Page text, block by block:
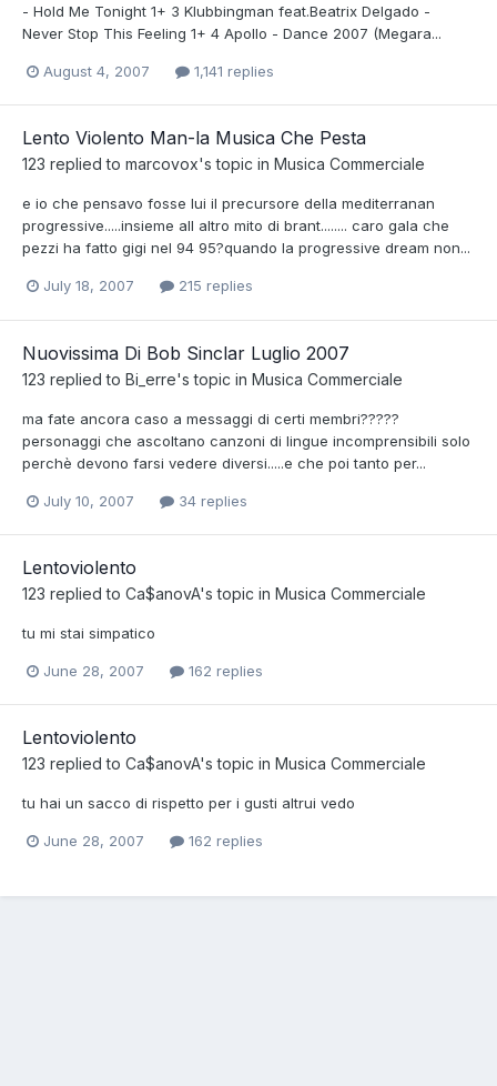
- Hold Me Tonight 1+ 3 Klubbingman feat.Beatrix Delgado -
Never Stop This Feeling 1+ 4 Apollo - Dance 2007 (Megara...
August 4, 2007 1,141 replies
Lento Violento Man-la Musica Che Pesta
123 replied to marcovox's topic in Musica Commerciale
e io che pensavo fosse lui il precursore della mediterranan
progressive.....insieme all altro mito di brant........ caro gala che
pezzi ha fatto gigi nel 94 95?quando la progressive dream non...
July 18, 2007 215 replies
Nuovissima Di Bob Sinclar Luglio 2007
123 replied to Bi_erre's topic in Musica Commerciale
ma fate ancora caso a messaggi di certi membri?????
personaggi che ascoltano canzoni di lingue incomprensibili solo
perchè devono farsi vedere diversi.....e che poi tanto per...
July 10, 2007 34 replies
Lentoviolento
123 replied to Ca$anovA's topic in Musica Commerciale
tu mi stai simpatico
June 28, 2007 162 replies
Lentoviolento
123 replied to Ca$anovA's topic in Musica Commerciale
tu hai un sacco di rispetto per i gusti altrui vedo
June 28, 2007 162 replies